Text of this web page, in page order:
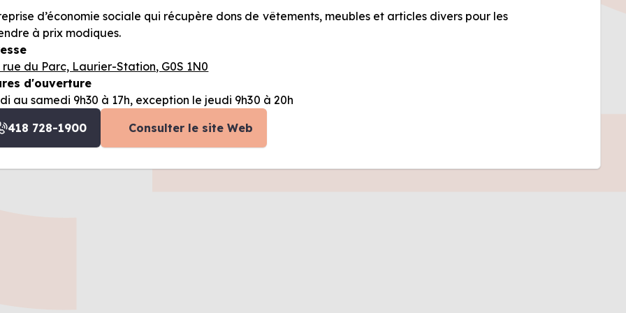
d’économie sociale qui récupère dons de vêtements, meubles et articles divers pour les
à prix modiques.
rue du Parc, Laurier-Station, G0S 1N0
d'ouverture
au samedi 9h30 à 17h, exception le jeudi 9h30 à 20h
418 728-1900
Consulter le site Web